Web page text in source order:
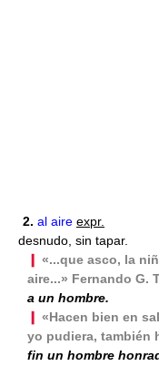
2. al aire expr.
desnudo, sin tapar.
«...que asco, la
aire...» Fernando G.
a un hombre.
«Hacen bien en
yo pudiera, también
fin un hombre